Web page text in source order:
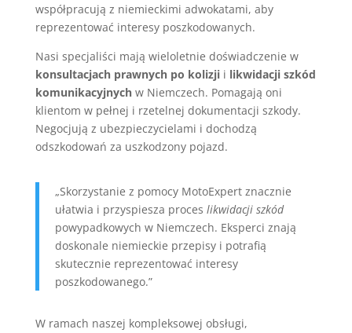
współpracują z niemieckimi adwokatami, aby
reprezentować interesy poszkodowanych.
Nasi specjaliści mają wieloletnie doświadczenie w
konsultacjach prawnych po kolizjii likwidacji szkód
komunikacyjnychw Niemczech. Pomagają oni
klientom w pełnej i rzetelnej dokumentacji szkody.
Negocjują z ubezpieczycielami i dochodzą
odszkodowań za uszkodzony pojazd.
„Skorzystanie z pomocy MotoExpert znacznie
ułatwia i przyspiesza proces likwidacji szkód
powypadkowych w Niemczech. Eksperci znają
doskonale niemieckie przepisy i potrafią
skutecznie reprezentować interesy
poszkodowanego.”
W ramach naszej kompleksowej obsługi,